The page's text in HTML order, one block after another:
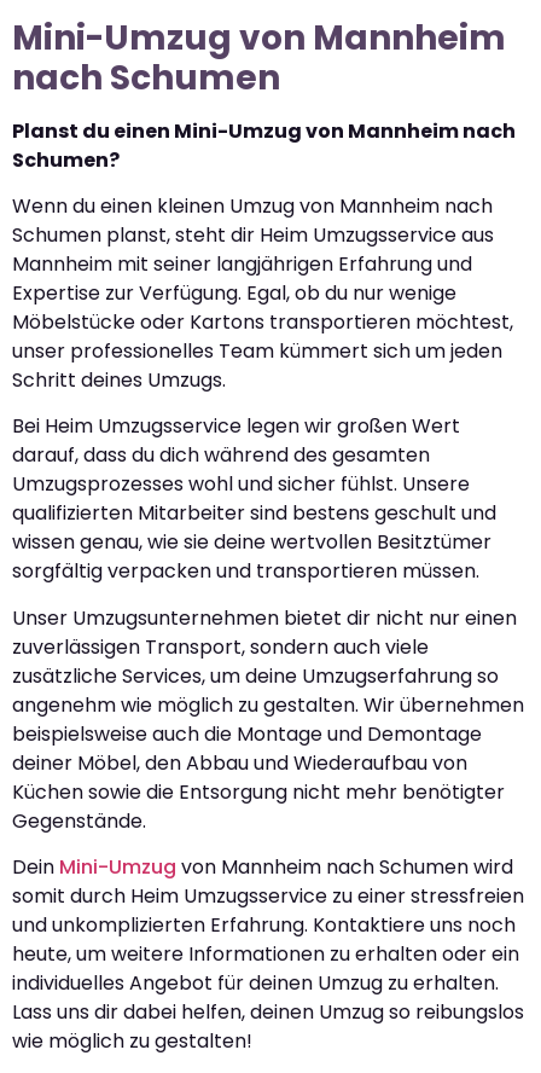
Mini-Umzug von Mannheim
nach Schumen
Planst du einen Mini-Umzug von Mannheim nach
Schumen?
Wenn du einen kleinen Umzug von Mannheim nach
Schumen planst, steht dir Heim Umzugsservice aus
Mannheim mit seiner langjährigen Erfahrung und
Expertise zur Verfügung. Egal, ob du nur wenige
Möbelstücke oder Kartons transportieren möchtest,
unser professionelles Team kümmert sich um jeden
Schritt deines Umzugs.
Bei Heim Umzugsservice legen wir großen Wert
darauf, dass du dich während des gesamten
Umzugsprozesses wohl und sicher fühlst. Unsere
qualifizierten Mitarbeiter sind bestens geschult und
wissen genau, wie sie deine wertvollen Besitztümer
sorgfältig verpacken und transportieren müssen.
Unser Umzugsunternehmen bietet dir nicht nur einen
zuverlässigen Transport, sondern auch viele
zusätzliche Services, um deine Umzugserfahrung so
angenehm wie möglich zu gestalten. Wir übernehmen
beispielsweise auch die Montage und Demontage
deiner Möbel, den Abbau und Wiederaufbau von
Küchen sowie die Entsorgung nicht mehr benötigter
Gegenstände.
Dein Mini-Umzug von Mannheim nach Schumen wird
somit durch Heim Umzugsservice zu einer stressfreien
und unkomplizierten Erfahrung. Kontaktiere uns noch
heute, um weitere Informationen zu erhalten oder ein
individuelles Angebot für deinen Umzug zu erhalten.
Lass uns dir dabei helfen, deinen Umzug so reibungslos
wie möglich zu gestalten!